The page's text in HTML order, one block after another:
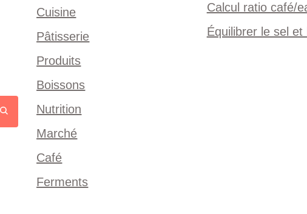
Cuisine
Pâtisserie
Produits
Boissons
Nutrition
Marché
Café
Ferments
Calcul ratio café/
Équilibrer le sel et